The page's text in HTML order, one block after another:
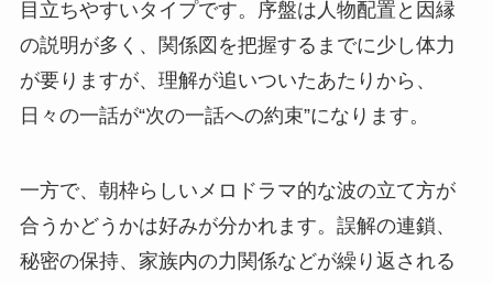
目立ちやすいタイプです。序盤は人物配置と因縁
の説明が多く、関係図を把握するまでに少し体力
が要りますが、理解が追いついたあたりから、
日々の一話が“次の一話への約束”になります。
一方で、朝枠らしいメロドラマ的な波の立て方が
合うかどうかは好みが分かれます。誤解の連鎖、
秘密の保持、家族内の力関係などが繰り返される